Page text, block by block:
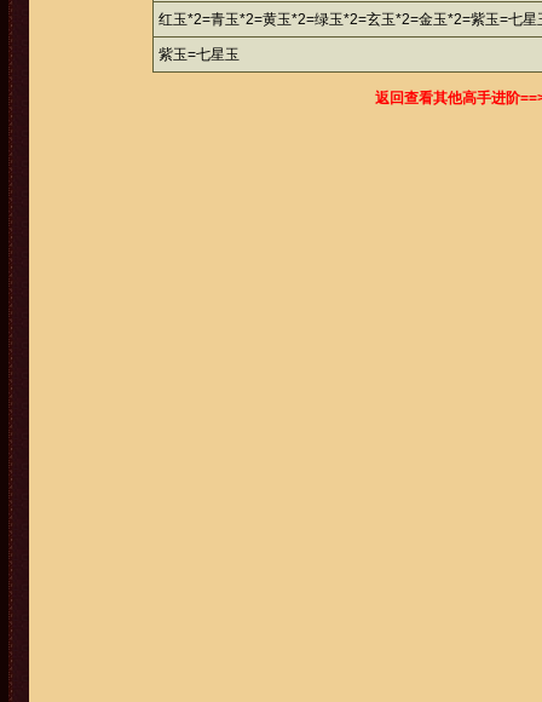
红玉*2=青玉*2=黄玉*2=绿玉*2=玄玉*2=金玉*2=紫玉=七星
紫玉=七星玉
返回查看其他高手进阶